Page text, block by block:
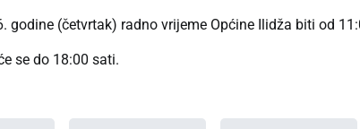
godine (četvrtak) radno vrijeme Općine Ilidža biti od
se do 18:00 sati.